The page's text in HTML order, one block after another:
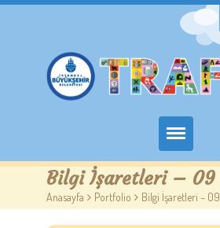
Hakkımızda
Randevu Al
Bilgi İşaretleri – 09
Anasayfa > Portfolio > Bilgi İşaretleri – 09